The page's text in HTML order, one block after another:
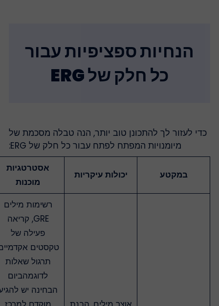
הנחיות ספציפיות עבור
כל חלק של ERG
כדי לעזור לך להתכונן טוב יותר, הנה טבלה מסכמת של
מיומנויות המפתח לפתח עבור כל חלק של ERG:
במקטע יכולות עיקריות
אסטרטגיות
מוכנות
רשימות מילים
GRE, קריאה
פעילה של
טקסטים אקדמיים,
תרגול שאלות
לדוגמהביום
הבחינה יש להגיע